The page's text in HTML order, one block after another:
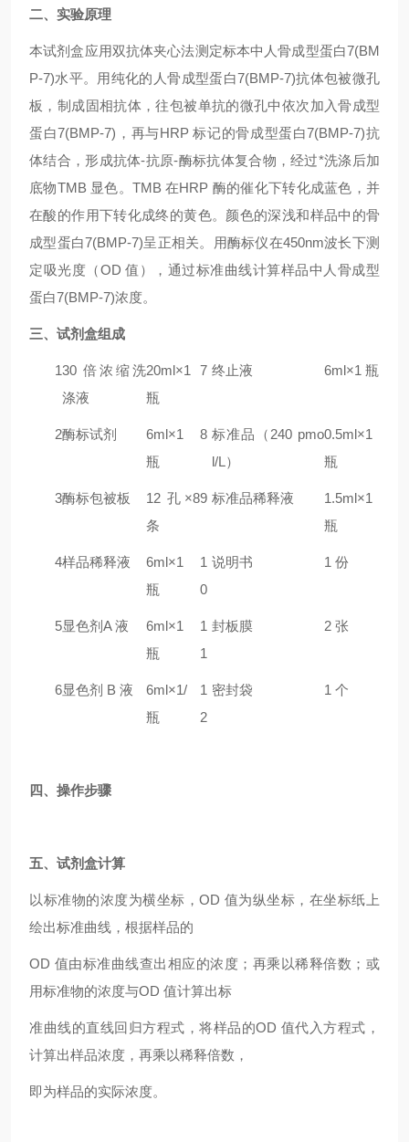
二、实验原理
本试剂盒应用双抗体夹心法测定标本中人骨成型蛋白7(BM
P-7)水平。用纯化的人骨成型蛋白7(BMP-7)抗体包被微孔
板，制成固相抗体，往包被单抗的微孔中依次加入骨成型
蛋白7(BMP-7) ，再与HRP 标记的骨成型蛋白7(BMP-7)抗
体结合，形成抗体-抗原-酶标抗体复合物，经过*洗涤后加
底物TMB 显色。TMB 在HRP 酶的催化下转化成蓝色，并
在酸的作用下转化成终的黄色。颜色的深浅和样品中的骨
成型蛋白7(BMP-7)呈正相关。用酶标仪在450nm波长下测
定吸光度（OD 值），通过标准曲线计算样品中人 骨成型
蛋白7(BMP-7)浓度。
三、试剂盒组成
130 倍浓缩洗
涤液
20ml×1
瓶
7 终止液 6ml×1 瓶
2酶标试剂
6ml×1
瓶
8 标准品（240 pmo
l/L）
0.5ml×1
瓶
3酶标包被板
12 孔×8
条
9 标准品稀释液
1.5ml×1
瓶
4样品稀释液
6ml×1
瓶
1
0
说明书 1 份
5显色剂A 液
6ml×1
瓶
1
1
封板膜 2 张
6显色剂 B 液
6ml×1/
瓶
1
2
密封袋 1 个
四、操作步骤
五、试剂盒计算
以标准物的浓度为横坐标，OD 值为纵坐标，在坐标纸上
绘出标准曲线，根据样品的
OD 值由标准曲线查出相应的浓度；再乘以稀释倍数；或
用标准物的浓度与OD 值计算出标
准曲线的直线回归方程式，将样品的OD 值代入方程式，
计算出样品浓度，再乘以稀释倍数，
即为样品的实际浓度。